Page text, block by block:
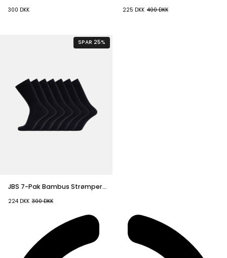
300 DKK 225 DKK 400DKK
SPAR 25%
JBS 7-Pak Bambus Strømper
224DKK 300DKK